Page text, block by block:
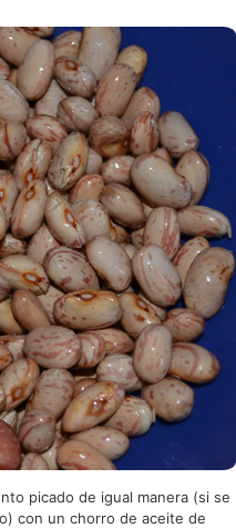
picado de igual manera (si se
con un chorro de aceite de